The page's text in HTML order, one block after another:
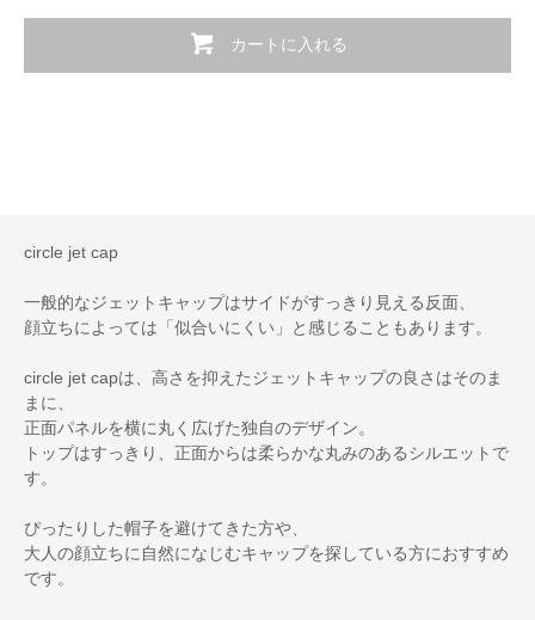
カートに入れる
circle jet cap
一般的なジェットキャップはサイドがすっきり見える反面、
顔立ちによっては「似合いにくい」と感じることもあります。
circle jet capは、高さを抑えたジェットキャップの良さはそのま
まに、
正面パネルを横に丸く広げた独自のデザイン。
トップはすっきり、正面からは柔らかな丸みのあるシルエットで
す。
ぴったりした帽子を避けてきた方や、
大人の顔立ちに自然になじむキャップを探している方におすすめ
です。